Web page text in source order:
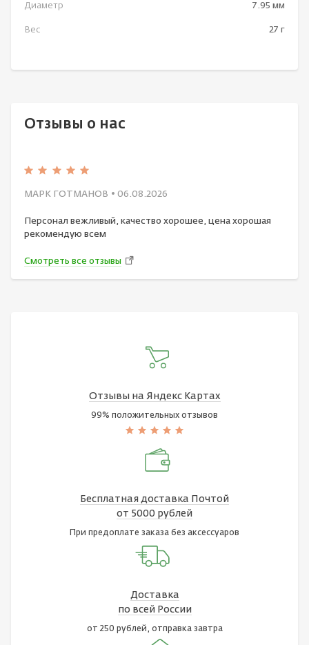
Диаметр 7.95 мм
Вес 27 г
Отзывы о нас
МАРК ГОТМАНОВ • 06.08.2026
Персонал вежливый, качество хорошее, цена хорошая
рекомендую всем
Смотреть все отзывы
Отзывы на Яндекс Картах
99% положительных отзывов
Бесплатная доставка Почтой
от 5000 рублей
При предоплате заказа без аксессуаров
Доставка
по всей России
от 250 рублей, отправка завтра